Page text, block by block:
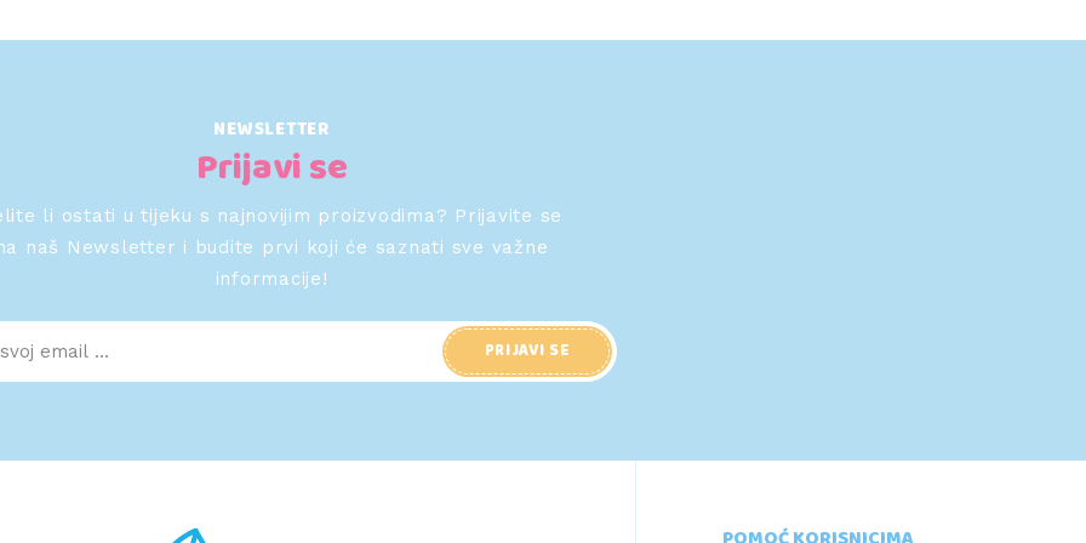
NEWSLETTER
Prijavi se
li ostati u tijeku s najnovijim proizvodima? Prijavite se
naš Newsletter i budite prvi koji će saznati sve važne
informacije!
PRIJAVI SE